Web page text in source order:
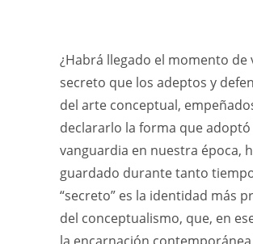
¿Habrá llegado el momento de
secreto que los adeptos y
del arte conceptual,
declararlo la forma que adoptó
vanguardia en nuestra época,
guardado durante tanto
“secreto” es la identidad más
del conceptualismo, que, en